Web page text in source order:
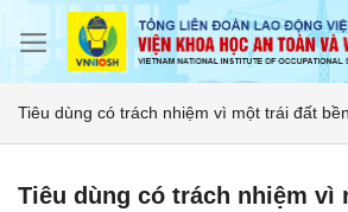
Tiêu dùng có trách nhiệm vì một trái đất
Tiêu dùng có trách nhiệm vì